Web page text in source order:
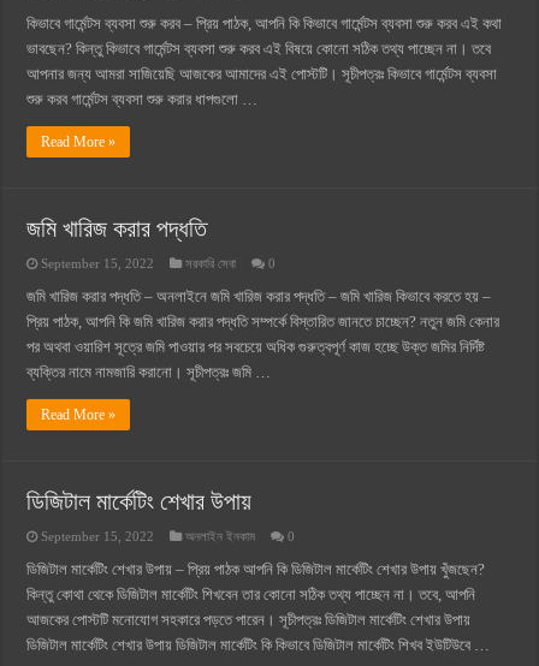
কিভাবে গার্মেন্টস ব্যবসা শুরু করব – প্রিয় পাঠক, আপনি কি কিভাবে গার্মেন্টস ব্যবসা শুরু করব এই কথা
ভাবছেন? কিন্তু কিভাবে গার্মেন্টস ব্যবসা শুরু করব এই বিষয়ে কোনো সঠিক তথ্য পাচ্ছেন না। তবে
আপনার জন্য আমরা সাজিয়েছি আজকের আমাদের এই পোস্টটি। সূচীপত্রঃ কিভাবে গার্মেন্টস ব্যবসা
শুরু করব গার্মেন্টস ব্যবসা শুরু করার ধাপগুলো …
Read More »
জমি খারিজ করার পদ্ধতি
September 15, 2022 সরকারি সেবা 0
জমি খারিজ করার পদ্ধতি – অনলাইনে জমি খারিজ করার পদ্ধতি – জমি খারিজ কিভাবে করতে হয় –
প্রিয় পাঠক, আপনি কি জমি খারিজ করার পদ্ধতি সম্পর্কে বিস্তারিত জানতে চাচ্ছেন? নতুন জমি কেনার
পর অথবা ওয়ারিশ সূত্রে জমি পাওয়ার পর সবচেয়ে অধিক গুরুত্বপূর্ণ কাজ হচ্ছে উক্ত জমির নির্দিষ্ট
ব্যক্তির নামে নামজারি করানো। সূচীপত্রঃ জমি …
Read More »
ডিজিটাল মার্কেটিং শেখার উপায়
September 15, 2022 অনলাইন ইনকাম 0
ডিজিটাল মার্কেটিং শেখার উপায় – প্রিয় পাঠক আপনি কি ডিজিটাল মার্কেটিং শেখার উপায় খুঁজছেন?
কিন্তু কোথা থেকে ডিজিটাল মার্কেটিং শিখবেন তার কোনো সঠিক তথ্য পাচ্ছেন না। তবে, আপনি
আজকের পোস্টটি মনোযোগ সহকারে পড়তে পারেন। সূচীপত্রঃ ডিজিটাল মার্কেটিং শেখার উপায়
ডিজিটাল মার্কেটিং শেখার উপায় ডিজিটাল মার্কেটিং কি কিভাবে ডিজিটাল মার্কেটিং শিখব ইউটিউবে …